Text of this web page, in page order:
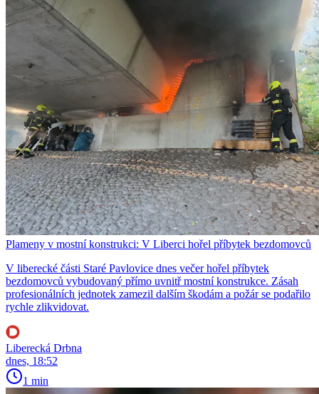
Plameny v mostní konstrukci: V Liberci hořel příbytek bezdomovců
V liberecké části Staré Pavlovice dnes večer hořel příbytek
bezdomovců vybudovaný přímo uvnitř mostní konstrukce. Zásah
profesionálních jednotek zamezil dalším škodám a požár se podařilo
rychle zlikvidovat.
Liberecká Drbna
dnes, 18:52
1 min